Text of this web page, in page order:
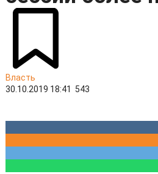
Власть
30.10.2019 18:41
543